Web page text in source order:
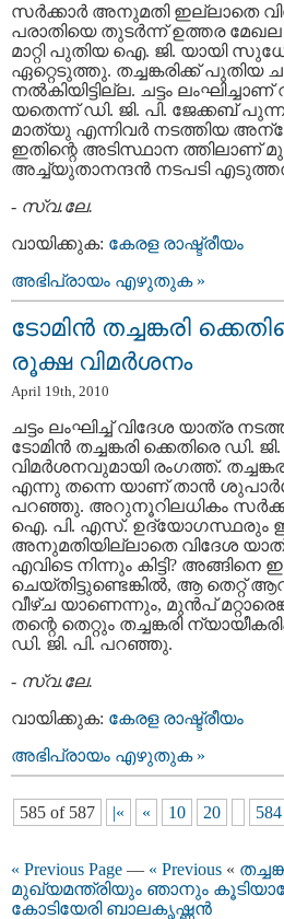
സര്‍ക്കാര്‍ അനുമതി ഇല്ലാതെ
പരാതിയെ തുടര്‍ന്ന് ഉത്തര
മാറ്റി പുതിയ ഐ. ജി. യായി
ഏറ്റെടുത്തു. തച്ചങ്കരിക്ക്
നല്‍കിയിട്ടില്ല. ചട്ടം
യതെന്ന് ഡി. ജി. പി. ജേക്കബ്‌
മാത്യു എന്നിവര്‍ നടത്തിയ
ഇതിന്റെ അടിസ്ഥാന ത്തിലാണ്
അച്ച്യുതാനന്ദന്‍ നടപടി
- സ്വ.ലേ.
വായിക്കുക: കേരള രാഷ്ട്രീയം
അഭിപ്രായം എഴുതുക »
ടോമിന്‍ തച്ചങ്കരി
രൂക്ഷ വിമര്‍ശനം
April 19th, 2010
ചട്ടം ലംഘിച്ച് വിദേശ യാത്ര
ടോമിന്‍ തച്ചങ്കരി ക്കെതിരെ
വിമര്‍ശനവുമായി രംഗത്ത്‌.
എന്നു തന്നെ യാണ് താന്‍
പറഞ്ഞു. അറുനൂറിലധികം
ഐ. പി. എസ്. ഉദ്യോഗസ്ഥരും
അനുമതിയില്ലാതെ വിദേശ
എവിടെ നിന്നും കിട്ടി?
ചെയ്തിട്ടുണ്ടെങ്കില്‍, ആ തെറ്റ്
വീഴ്ച യാണെന്നും, മുന്‍പ്‌
തന്റെ തെറ്റും തച്ചങ്കരി
ഡി. ജി. പി. പറഞ്ഞു.
- സ്വ.ലേ.
വായിക്കുക: കേരള രാഷ്ട്രീയം
അഭിപ്രായം എഴുതുക »
585 of 587 |« « 10 20 584
« Previous Page — « Previous «
മുഖ്യമന്ത്രിയും ഞാനും
കോടിയേരി ബാലകൃഷ്ണന്‍